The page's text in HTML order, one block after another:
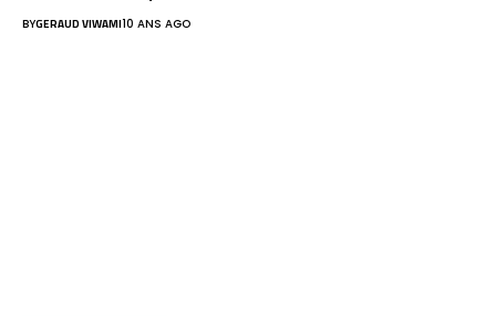
BYGERAUD VIWAMI10 ANS AGO